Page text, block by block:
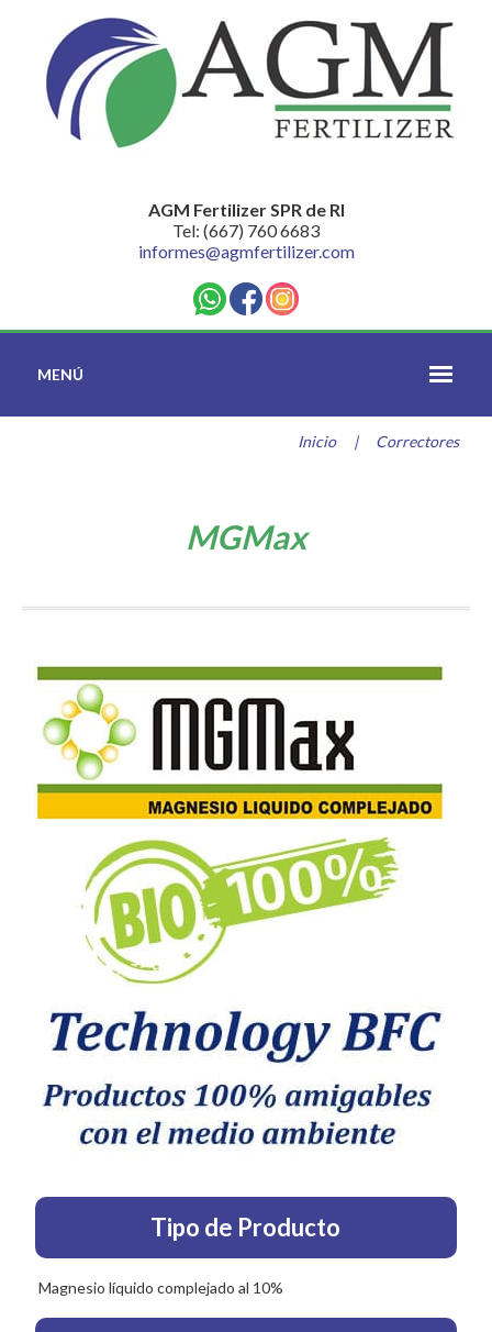
AGM Fertilizer SPR de RI
Tel: (667) 760 6683
informes@agmfertilizer.com
MENÚ
Inicio | Correctores
MGMax
Tipo de Producto
Magnesio líquido complejado al 10%